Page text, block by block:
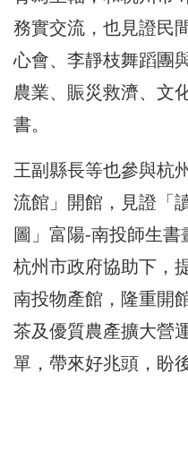
務實交流，也見證民
心會、李靜枝舞蹈團
農業、賑災救濟、文
書。
王副縣長等也參與杭
流館」開館，見證「
圖」富陽-南投師生
杭州市政府協助下，
南投物產館，隆重開
茶及優質農產擴大營
單，帶來好兆頭，盼